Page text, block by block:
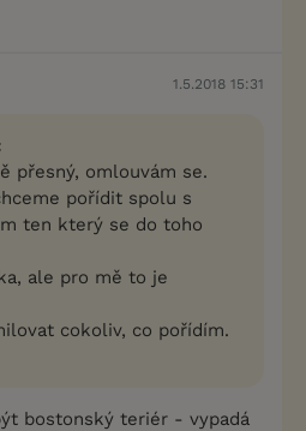
1.5.2018 15:31
přesný, omlouvám se.
pořídit spolu s
ten který se do toho
ale pro mě to je
cokoliv, co pořídím.
bostonský teriér - vypadá